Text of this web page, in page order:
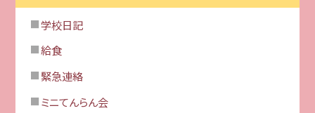
学校日記
給食
緊急連絡
ミニてんらん会